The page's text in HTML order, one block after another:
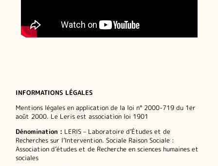
INFORMATIONS LÉGALES
Mentions légales en application de la loi n° 2000-719 du 1er
août 2000. Le Leris est association loi 1901
Dénomination : LERIS – Laboratoire d’Études et de
Recherches sur l’Intervention. Sociale Raison Sociale :
Association d’études et de Recherche en sciences humaines et
sociales